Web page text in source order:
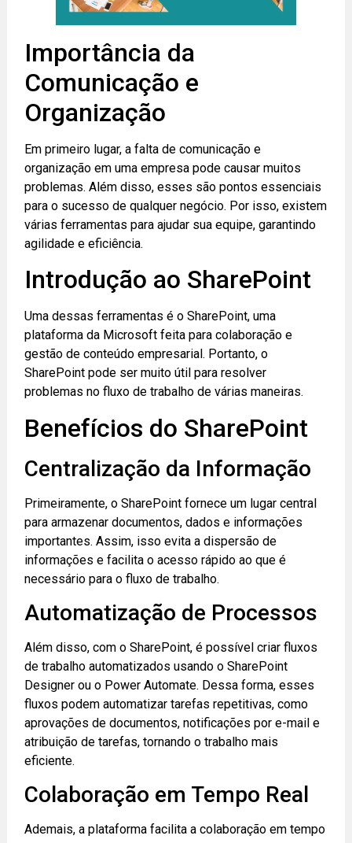
Importância da
Comunicação e
Organização
Em primeiro lugar, a falta de comunicação e
organização em uma empresa pode causar muitos
problemas. Além disso, esses são pontos essenciais
para o sucesso de qualquer negócio. Por isso, existem
várias ferramentas para ajudar sua equipe, garantindo
agilidade e eficiência.
Introdução ao SharePoint
Uma dessas ferramentas é o SharePoint, uma
plataforma da Microsoft feita para colaboração e
gestão de conteúdo empresarial. Portanto, o
SharePoint pode ser muito útil para resolver
problemas no fluxo de trabalho de várias maneiras.
Benefícios do SharePoint
Centralização da Informação
Primeiramente, o SharePoint fornece um lugar central
para armazenar documentos, dados e informações
importantes. Assim, isso evita a dispersão de
informações e facilita o acesso rápido ao que é
necessário para o fluxo de trabalho.
Automatização de Processos
Além disso, com o SharePoint, é possível criar fluxos
de trabalho automatizados usando o SharePoint
Designer ou o Power Automate. Dessa forma, esses
fluxos podem automatizar tarefas repetitivas, como
aprovações de documentos, notificações por e-mail e
atribuição de tarefas, tornando o trabalho mais
eficiente.
Colaboração em Tempo Real
Ademais, a plataforma facilita a colaboração em tempo